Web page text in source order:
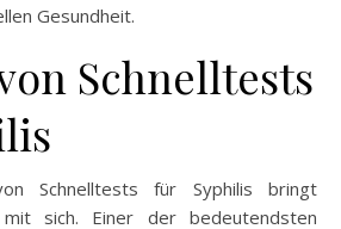
Gesundheit.
Schnelltests
Schnelltests für Syphilis bringt
sich. Einer der bedeutendsten